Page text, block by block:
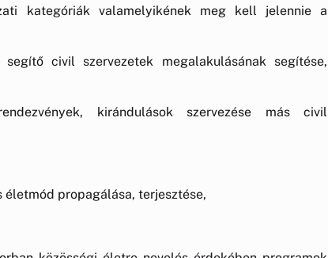
kategóriák valamelyikének meg kell jelennie a
civil szervezetek megalakulásának segítése,
kirándulások szervezése más civil
életmód propagálása, terjesztése,